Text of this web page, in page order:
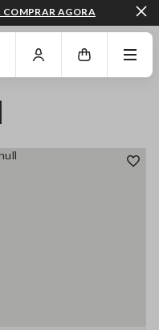
ATÉ AO FIM DA PÁGINA
COMPRAR AGORA